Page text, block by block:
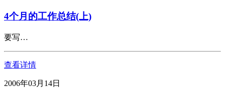
4个月的工作总结(上)
要写…
查看详情
2006年03月14日